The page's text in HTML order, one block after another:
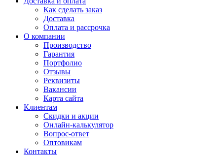
Как сделать заказ
Доставка
Оплата и рассрочка
О компании
Производство
Гарантия
Портфолио
Отзывы
Реквизиты
Вакансии
Карта сайта
Клиентам
Скидки и акции
Онлайн-калькулятор
Вопрос-ответ
Оптовикам
Контакты